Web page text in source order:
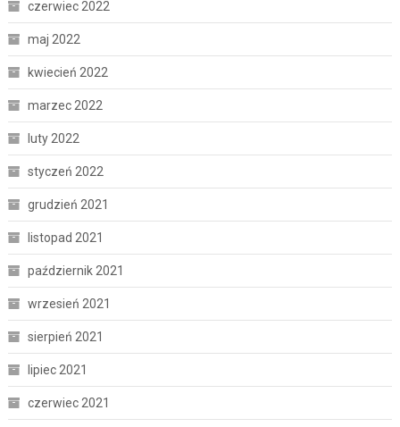
czerwiec 2022
maj 2022
kwiecień 2022
marzec 2022
luty 2022
styczeń 2022
grudzień 2021
listopad 2021
październik 2021
wrzesień 2021
sierpień 2021
lipiec 2021
czerwiec 2021